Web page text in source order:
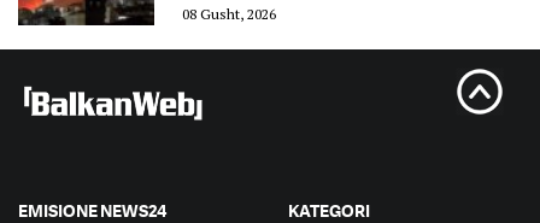
08 Gusht, 2026
EMISIONE NEWS24 KATEGORI